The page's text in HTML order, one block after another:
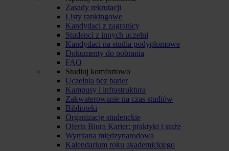
Zasady rekrutacji
Listy rankingowe
Kandydaci z zagranicy
Studenci z innych uczelni
Kandydaci na studia podyplomowe
Dokumenty do pobrania
FAQ
Studiuj komfortowo
Uczelnia bez barier
Kampusy i infrastruktura
Zakwaterowanie na czas studiów
Biblioteki
Organizacje studenckie
Oferta Biura Karier: praktyki i staże
Wymiana międzynarodowa
Kalendarium roku akademickiego